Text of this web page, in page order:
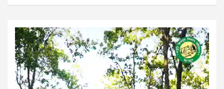
Video
Player